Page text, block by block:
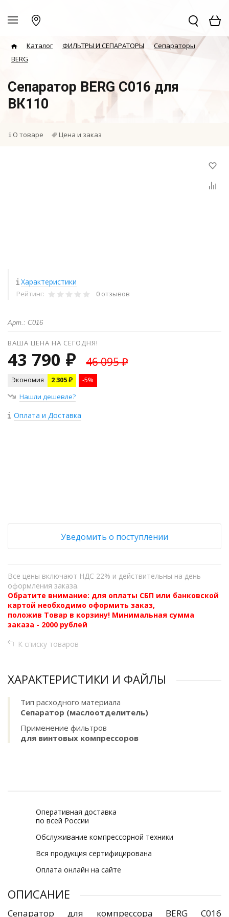
Каталог ФИЛЬТРЫ И СЕПАРАТОРЫ
Сепараторы
BERG
Сепаратор BERG C016 для
ВК110
О товаре Цена и заказ
Характеристики
Рейтинг: 0 отзывов
Арт.: C016
ВАША ЦЕНА НА СЕГОДНЯ!
43 790 ₽ 46 095 ₽
Экономия 2 305 ₽
-5%
Нашли дешевле?
Оплата и Доставка
Уведомить о поступлении
Все цены включают НДС 22% и действительны на день
оформления заказа.
Обратите внимание: для оплаты СБП или банковской
картой необходимо оформить заказ,
положив Товар в корзину! Минимальная сумма
заказа - 2000 рублей
К списку товаров
ХАРАКТЕРИСТИКИ И ФАЙЛЫ
Тип расходного материала
Сепаратор (маслоотделитель)
Применение фильтров
для винтовых компрессоров
Оперативная доставка
по всей России
Обслуживание компрессорной техники
Вся продукция сертифицирована
Оплата онлайн на сайте
ОПИСАНИЕ
Сепаратор для компрессора BERG C016